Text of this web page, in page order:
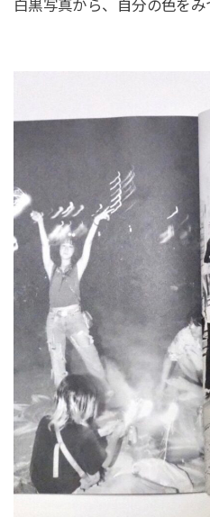
白黒写真から、自分の色をみ